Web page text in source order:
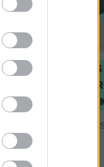
PERL, VÁRADI
VAN A FÉRFI
VÁLOGATOTT
Észtország, Szlovénia és